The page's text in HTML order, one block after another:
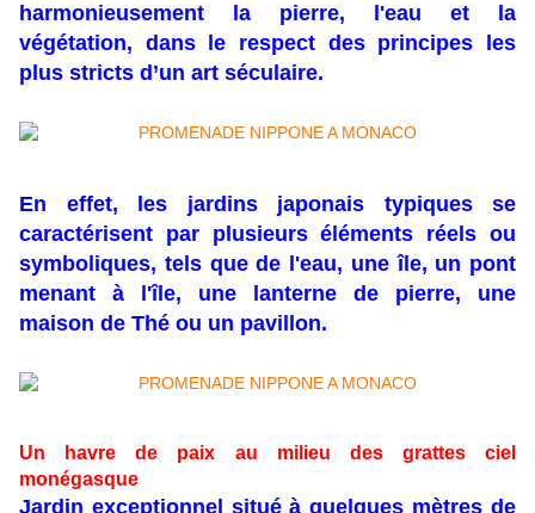
harmonieusement la pierre, l'eau et la
végétation, dans le respect des principes les
plus stricts d’un art séculaire.
En effet, les jardins japonais typiques se
caractérisent par plusieurs éléments réels ou
symboliques, tels que de l'eau, une île, un pont
menant à l'île, une lanterne de pierre, une
maison de Thé ou un pavillon.
Un havre de paix au milieu des grattes ciel
monégasque
Jardin exceptionnel situé à quelques mètres de